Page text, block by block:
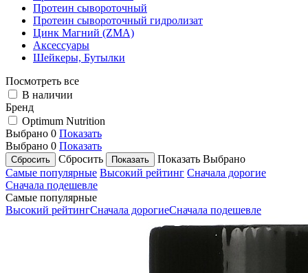
Протеин сывороточный
Протеин сывороточный гидролизат
Цинк Магний (ZMA)
Аксессуары
Шейкеры, Бутылки
Посмотреть все
В наличии
Бренд
Optimum Nutrition
Выбрано 0 Показать
Выбрано 0 Показать
Сбросить
Показать Выбрано
Самые популярные Высокий рейтинг Сначала дорогие
Сначала подешевле
Самые популярные
Высокий рейтингСначала дорогиеСначала подешевле